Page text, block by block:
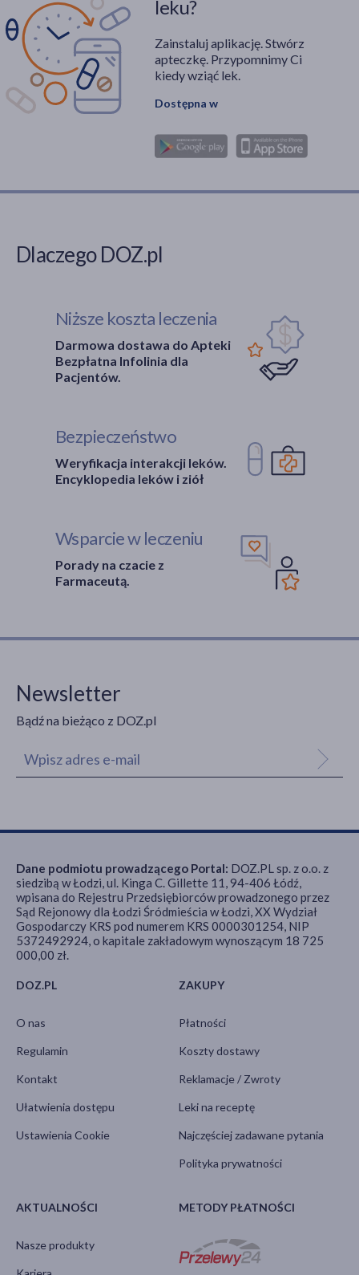
leku?
Zainstaluj aplikację. Stwórz
apteczkę. Przypomnimy Ci
kiedy wziąć lek.
Dostępna w
Dlaczego DOZ.pl
Niższe koszta leczenia
Darmowa dostawa do Apteki
Bezpłatna Infolinia dla
Pacjentów.
Bezpieczeństwo
Weryfikacja interakcji leków.
Encyklopedia leków i ziół
Wsparcie w leczeniu
Porady na czacie z
Farmaceutą.
Newsletter
Bądź na bieżąco z DOZ.pl
DOZ.PL
O nas
Regulamin
Kontakt
Ułatwienia dostępu
Ustawienia Cookie
ZAKUPY
Płatności
Koszty dostawy
Reklamacje / Zwroty
Leki na receptę
Najczęściej zadawane pytania
Polityka prywatności
AKTUALNOŚCI
Nasze produkty
METODY PŁATNOŚCI
Dane podmiotu prowadzącego Portal: DOZ.PL sp. z o.o. z
siedzibą w Łodzi, ul. Kinga C. Gillette 11, 94-406 Łódź,
wpisana do Rejestru Przedsiębiorców prowadzonego przez
Sąd Rejonowy dla Łodzi Śródmieścia w Łodzi, XX Wydział
Gospodarczy KRS pod numerem KRS 0000301254, NIP
5372492924, o kapitale zakładowym wynoszącym 18 725
000,00 zł.